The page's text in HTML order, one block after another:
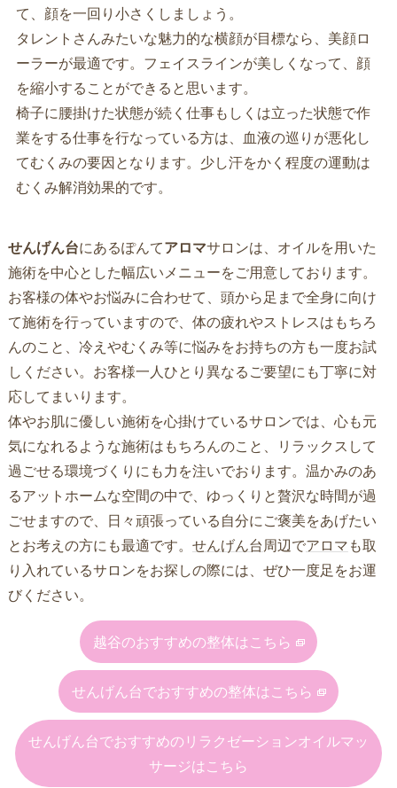
て、顔を一回り小さくしましょう。
タレントさんみたいな魅力的な横顔が目標なら、美顔ロ
ーラーが最適です。フェイスラインが美しくなって、顔
を縮小することができると思います。
椅子に腰掛けた状態が続く仕事もしくは立った状態で作
業をする仕事を行なっている方は、血液の巡りが悪化し
てむくみの要因となります。少し汗をかく程度の運動は
むくみ解消効果的です。
せんげん台にあるぽんてアロマサロンは、オイルを用いた
施術を中心とした幅広いメニューをご用意しております。
お客様の体やお悩みに合わせて、頭から足まで全身に向け
て施術を行っていますので、体の疲れやストレスはもちろ
んのこと、冷えやむくみ等に悩みをお持ちの方も一度お試
しください。お客様一人ひとり異なるご要望にも丁寧に対
応してまいります。
体やお肌に優しい施術を心掛けているサロンでは、心も元
気になれるような施術はもちろんのこと、リラックスして
過ごせる環境づくりにも力を注いでおります。温かみのあ
るアットホームな空間の中で、ゆっくりと贅沢な時間が過
ごせますので、日々頑張っている自分にご褒美をあげたい
とお考えの方にも最適です。 せんげん台周辺でアロマも取
り入れているサロンをお探しの際には、ぜひ一度足をお運
びください。
越谷のおすすめの整体はこちら
せんげん台でおすすめの整体はこちら
せんげん台でおすすめのリラクゼーションオイルマッ
サージはこちら